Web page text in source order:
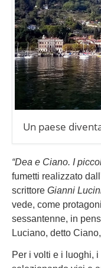
Un paese
“Dea e Ciano. I
fumetti realizzato
scrittore Gianni
vede, come
sessantenne, in
Luciano, detto
Per i volti e i luoghi,